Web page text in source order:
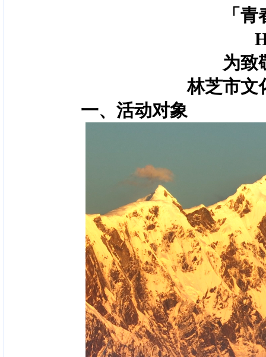
「
为致
林芝市文
一、活动对象